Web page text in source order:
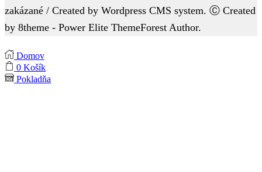
zakázané / Created by Wordpress CMS system. Ⓒ Created
by 8theme - Power Elite ThemeForest Author.
Domov
0 Košík
Pokladňa